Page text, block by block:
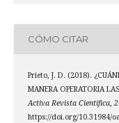
CÓMO CITAR
Prieto, J. D. (2018).
MANERA OPERATORIA
Activa Revista Científica, 2
https://doi.org/10.31984/